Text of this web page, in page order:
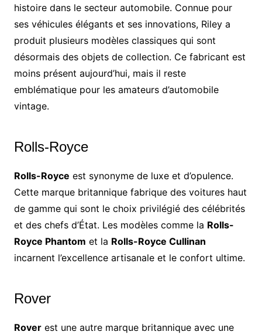
histoire dans le secteur automobile. Connue pour
ses véhicules élégants et ses innovations, Riley a
produit plusieurs modèles classiques qui sont
désormais des objets de collection. Ce fabricant est
moins présent aujourd’hui, mais il reste
emblématique pour les amateurs d’automobile
vintage.
Rolls-Royce
Rolls-Royce est synonyme de luxe et d’opulence.
Cette marque britannique fabrique des voitures haut
de gamme qui sont le choix privilégié des célébrités
et des chefs d’État. Les modèles comme la Rolls-
Royce Phantom et la Rolls-Royce Cullinan
incarnent l’excellence artisanale et le confort ultime.
Rover
Roverest une autre marque britannique avec une